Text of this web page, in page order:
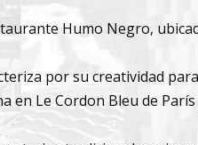
Humo Negro,
por su creatividad
en Le Cordon Bleu de